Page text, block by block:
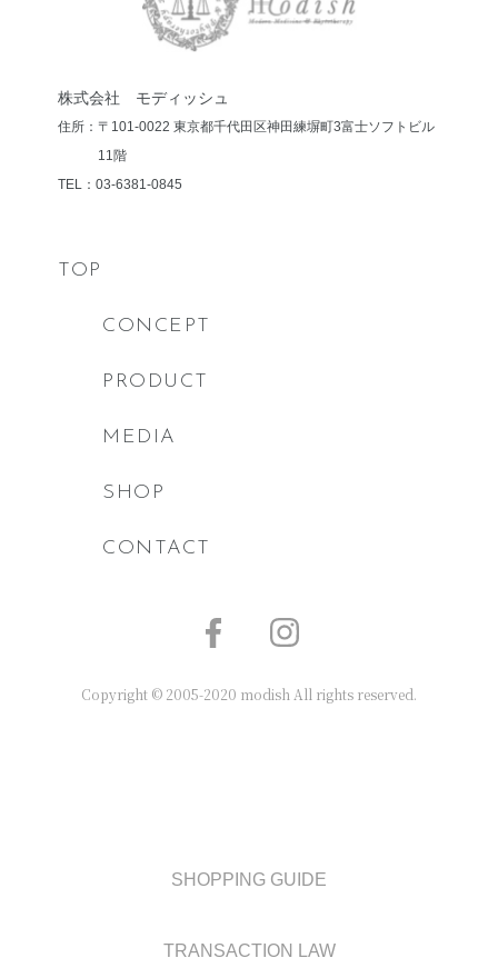
株式会社 モディッシュ
住所：〒101-0022 東京都千代田区神田練塀町3富士ソフトビル
11階
TEL：03-6381-0845
TOP
CONCEPT
PRODUCT
MEDIA
SHOP
CONTACT
Copyright © 2005-2020 modish All rights reserved.
SHOPPING GUIDE
TRANSACTION LAW